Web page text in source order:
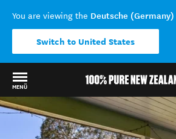
You are viewing the Deutsche (Germany)
Switch to United States
MENÜ
Back to my results